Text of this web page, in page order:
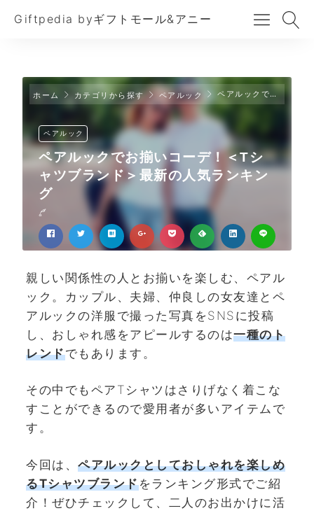
Giftpedia byギフトモール&アニー
ホーム カテゴリから探す ペアルック ペアルックでお揃いコーデ！＜Tシャツブランド＞最新の人気ランキング
ペアルック
ペアルックでお揃いコーデ！＜Tシ
ャツブランド＞最新の人気ランキン
グ
親しい関係性の人とお揃いを楽しむ、ペアル
ック。カップル、夫婦、仲良しの女友達とペ
アルックの洋服で撮った写真をSNSに投稿
し、おしゃれ感をアピールするのは一種のト
レンドでもあります。
その中でもペアTシャツはさりげなく着こな
すことができるので愛用者が多いアイテムで
す。
今回は、 ペアルックとしておしゃれを楽しめ
るTシャツブランドをランキング形式でご紹
介！ぜひチェックして、二人のお出かけに活